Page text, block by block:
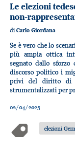
Le elezioni
non-
di Carlo Giordana
Se è vero che lo
più ampia ottica
segnato dallo
discorso politico i
privi del diritto di
strumentalizzati per
02/04/2025
elezioni